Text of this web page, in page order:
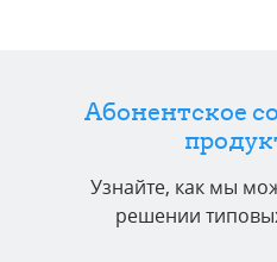
Абонентское
Узнайте, как мы
решении